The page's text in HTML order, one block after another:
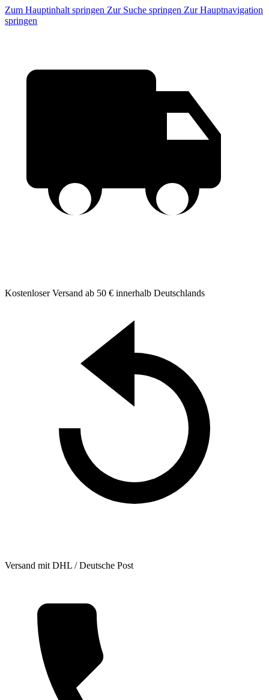
Zum Hauptinhalt springen Zur Suche springen Zur Hauptnavigation
springen
Kostenloser Versand ab 50 € innerhalb Deutschlands
Versand mit DHL / Deutsche Post